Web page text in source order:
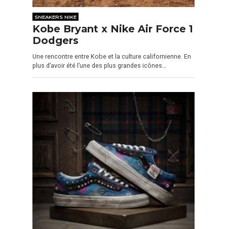
SNEAKERS NIKE
Kobe Bryant x Nike Air Force 1
Dodgers
Une rencontre entre Kobe et la culture californienne. En
plus d’avoir été l’une des plus grandes icônes…